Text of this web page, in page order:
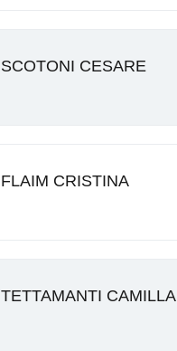
SCOTONI CESARE
FLAIM CRISTINA
TETTAMANTI CAMILLA